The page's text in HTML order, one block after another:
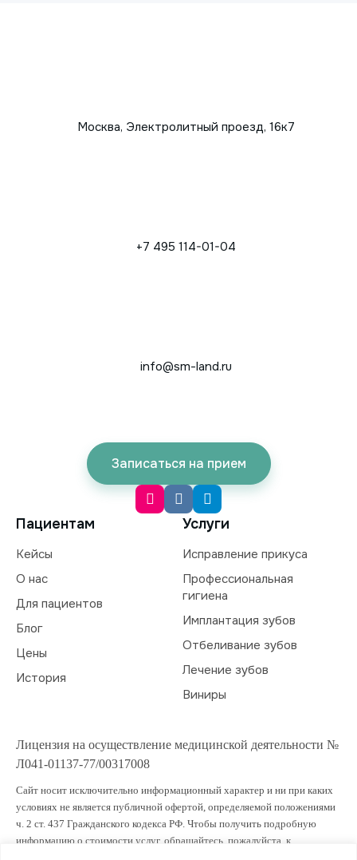
Москва, Электролитный проезд, 16к7
+7 495 114-01-04
info@sm-land.ru
Записаться на прием
Пациентам
Кейсы
О нас
Для пациентов
Блог
Цены
История
Услуги
Исправление прикуса
Профессиональная
гигиена
Имплантация зубов
Отбеливание зубов
Лечение зубов
Виниры
Лицензия на осуществление медицинской деятельности №
Л041-01137-77/00317008
Сайт носит исключительно информационный характер и ни при каких
условиях не является публичной офертой, определяемой положениями
ч. 2 ст. 437 Гражданского кодекса РФ. Чтобы получить подробную
информацию о стоимости услуг, обращайтесь, пожалуйста, к